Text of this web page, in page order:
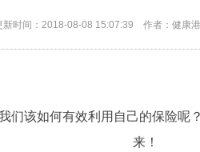
新时间：2018-08-08 15:07:39 作者：健康
们该如何有效利用自己的保险
来！